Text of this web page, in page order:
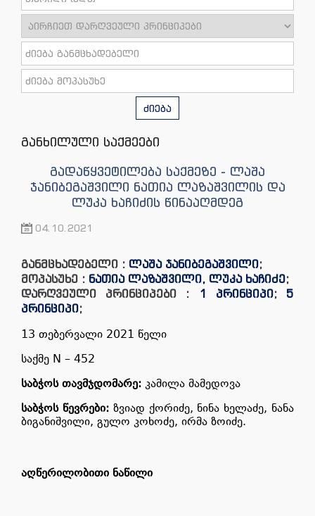
ძიება
განხილული საქმეები
გადაწყვეტილება საქმეზე - ლაშა
ჯანიბეგაშვილი ნათია ლაზაშვილის და
ლუკა ხაჩიძის წინააღმდეგ
04.10.2021
განმცხადებელი : ლაშა ჯანიბეგაშვილი;
მოპასუხე : ნათია ლაზაშვილი, ლუკა ხაჩიძე;
დარღვეული პრინციპები :
1 პრინციპი; 5
პრინციპი;
13 თებერვალი 2021 წელი
საქმე N – 452
საბჭოს თავმჯდომარე: კამილა მამედოვა
საბჭოს წევრები: ზვიად ქორიძე, ნინა ხელაძე, ნანა
ბიგანიშვილი, გულო კოხოძე, ირმა ზოიძე.
აღწერილობითი ნაწილი